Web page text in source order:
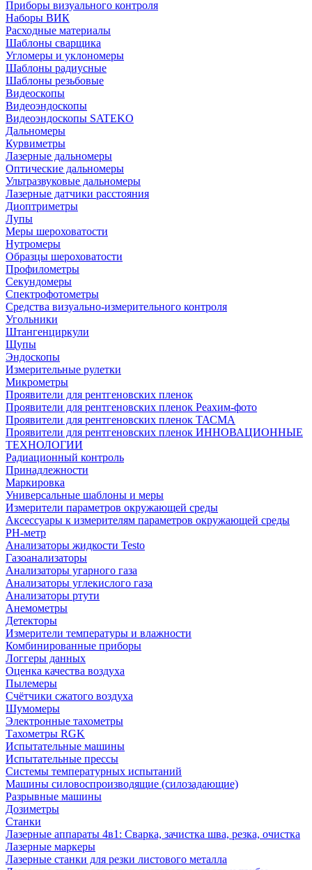
Приборы визуального контроля
Наборы ВИК
Расходные материалы
Шаблоны сварщика
Угломеры и уклономеры
Шаблоны радиусные
Шаблоны резьбовые
Видеоскопы
Видеоэндоскопы
Видеоэндоскопы SATEKO
Дальномеры
Курвиметры
Лазерные дальномеры
Оптические дальномеры
Ультразвуковые дальномеры
Лазерные датчики расстояния
Диоптриметры
Лупы
Меры шероховатости
Нутромеры
Образцы шероховатости
Профилометры
Секундомеры
Спектрофотометры
Средства визуально-измерительного контроля
Угольники
Штангенциркули
Щупы
Эндоскопы
Измерительные рулетки
Микрометры
Проявители для рентгеновских пленок
Проявители для рентгеновских пленок Реахим-фото
Проявители для рентгеновских пленок ТАСМА
Проявители для рентгеновских пленок ИННОВАЦИОННЫЕ
ТЕХНОЛОГИИ
Радиационный контроль
Принадлежности
Маркировка
Универсальные шаблоны и меры
Измерители параметров окружающей среды
Аксессуары к измерителям параметров окружающей среды
PH-метр
Анализаторы жидкости Testo
Газоанализаторы
Анализаторы угарного газа
Анализаторы углекислого газа
Анализаторы ртути
Анемометры
Детекторы
Измерители температуры и влажности
Комбинированные приборы
Логгеры данных
Оценка качества воздуха
Пылемеры
Счётчики сжатого воздуха
Шумомеры
Электронные тахометры
Тахометры RGK
Испытательные машины
Испытательные прессы
Системы температурных испытаний
Машины силовоспроизводящие (силозадающие)
Разрывные машины
Дозиметры
Станки
Лазерные аппараты 4в1: Сварка, зачистка шва, резка, очистка
Лазерные маркеры
Лазерные станки для резки листового металла